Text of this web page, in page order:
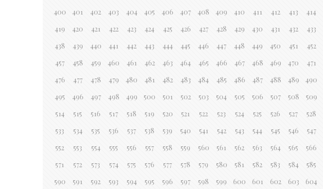
400
401 402 403 404 405 406 407 408 409 410 411 412 413 414
419
420 421 422 423 424 425 426 427 428 429 430 431 432 433
438
439 440 441 442 443 444 445 446 447 448 449 450 451 452
457
458 459 460 461 462 463 464 465 466 467 468 469 470 471
476
477 478 479 480 481 482 483 484 485 486 487 488 489 490
495
496 497 498 499 500 501 502 503 504 505 506 507 508 509
514
515 516 517 518 519 520 521 522 523 524 525 526 527 528
533
534 535 536 537 538 539 540 541 542 543 544 545 546 547
552
553 554 555 556 557 558 559 560 561 562 563 564 565 566
571
572 573 574 575 576 577 578 579 580 581 582 583 584 585
590
591 592 593 594 595 596 597 598 599 600 601 602 603 604